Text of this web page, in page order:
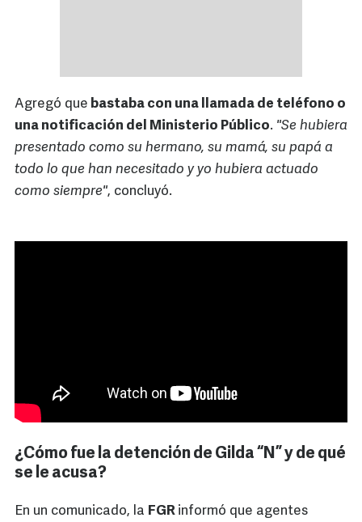
Agregó que bastaba con una llamada de teléfono o
una notificación del Ministerio Público. "Se hubiera
presentado como su hermano, su mamá, su papá a
todo lo que han necesitado y yo hubiera actuado
como siempre", concluyó.
¿Cómo fue la detención de Gilda “N” y de qué
se le acusa?
En un comunicado, la FGR informó que agentes